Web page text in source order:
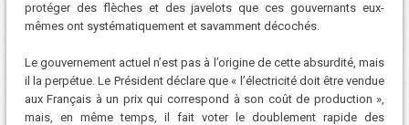
protéger des flèches et des javelots que ces gouvernants eux-
mêmes ont systématiquement et savamment décochés.
Le gouvernement actuel n’est pas à l’origine de cette absurdité, mais
il la perpétue. Le Président déclare que « l’électricité doit être vendue
aux Français à un prix qui correspond à son coût de production »,
mais, en même temps, il fait voter le doublement rapide des